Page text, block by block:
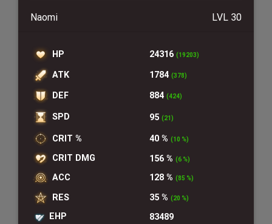
Naomi LVL 30
HP 24316 (19203)
ATK 1784 (378)
DEF 884 (424)
SPD 95 (21)
CRIT % 40 % (10 %)
CRIT DMG 156 % (6 %)
ACC 128 % (85 %)
RES 35 % (20 %)
EHP 83489